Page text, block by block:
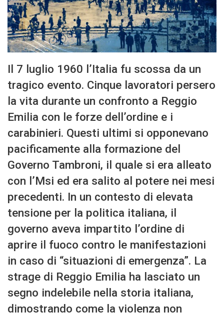
Il 7 luglio 1960 l’Italia fu scossa da un
tragico evento. Cinque lavoratori persero
la vita durante un confronto a Reggio
Emilia con le forze dell’ordine e i
carabinieri. Questi ultimi si opponevano
pacificamente alla formazione del
Governo Tambroni, il quale si era alleato
con l’Msi ed era salito al potere nei mesi
precedenti. In un contesto di elevata
tensione per la politica italiana, il
governo aveva impartito l’ordine di
aprire il fuoco contro le manifestazioni
in caso di “situazioni di emergenza”. La
strage di Reggio Emilia ha lasciato un
segno indelebile nella storia italiana,
dimostrando come la violenza non